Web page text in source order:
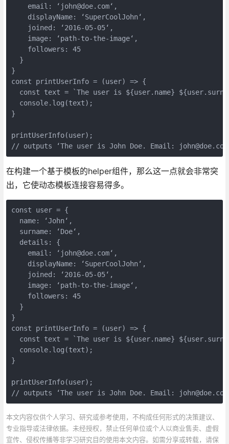
    email: ‘john@doe.com‘,
    displayName: ‘SuperCoolJohn‘,
    joined: ‘2016-05-05‘,
    image: ‘path-to-the-image‘,
    followers: 45
  }
}
const printUserInfo = (user) => {
const text = `The user is ${user.name}
  console.log(text);
}
printUserInfo(user);
// outputs ‘The user is John Doe. Email:
在构建一个基于模板的helper组件，那么这一点就会非常突
出，它使动态模板连接容易得多。
const user = {
  name: ‘John‘,
  surname: ‘Doe‘,
  details: {
    email: ‘john@doe.com‘,
    displayName: ‘SuperCoolJohn‘,
    joined: ‘2016-05-05‘,
    image: ‘path-to-the-image‘,
    followers: 45
  }
}
const printUserInfo = (user) => {
const text = `The user is ${user.name}
  console.log(text);
}
printUserInfo(user);
// outputs ‘The user is John Doe. Email:
本文内容仅供个人学习、研究或参考使用，不构成任何形式的决策建议、
专业指导或法律依据。未经授权，禁止任何单位或个人以商业售卖、虚假
宣传、侵权传播等非学习研究目的使用本文内容。如需分享或转载，请保